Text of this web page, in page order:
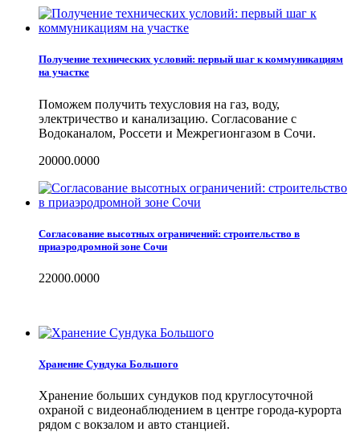
Получение технических условий: первый шаг к коммуникациям
на участке
Поможем получить техусловия на газ, воду,
электричество и канализацию. Согласование с
Водоканалом, Россети и Межрегионгазом в Сочи.
20000.0000
Согласование высотных ограничений: строительство в
приаэродромной зоне Сочи
22000.0000
Хранение Сундука Большого
Хранение больших сундуков под круглосуточной
охраной с видеонаблюдением в центре города-курорта
рядом с вокзалом и авто станцией.